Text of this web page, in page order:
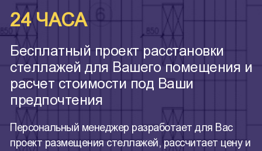
24 ЧАСА
Бесплатный проект расстановки
стеллажей для Вашего помещения и
расчет стоимости под Ваши
предпочтения
Персональный менеджер разработает для Вас
проект размещения стеллажей, рассчитает цену и